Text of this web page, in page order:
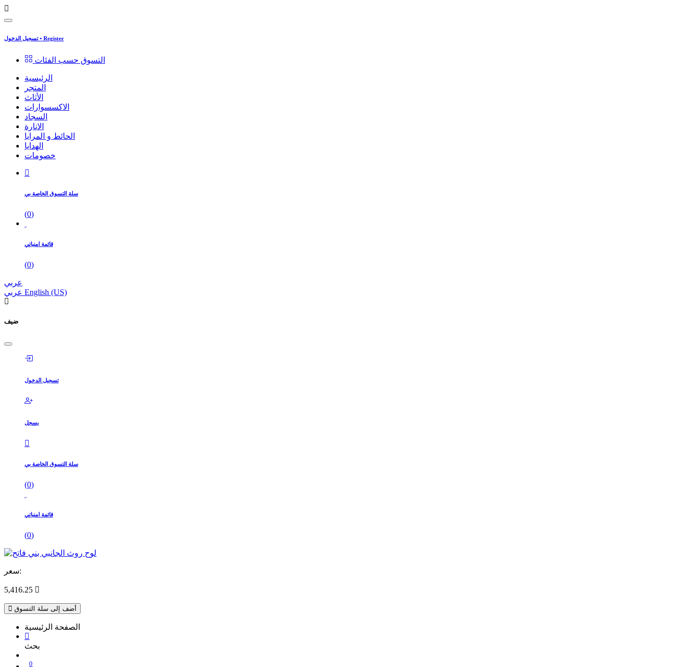
تسجيل الدخول• Register
التسوق حسب الفئات
الرئيسية
المتجر
الأثاث
الاكسسوارات
السجاد
الانارة
الحائط و المرايا
الهدايا
خصومات
سلة التسوق الخاصة بي
(0)
قائمة امنياتي
(0)
عربي
عربي English (US)
ضيف
تسجيل الدخول
يسجل
سلة التسوق الخاصة بي
(0)
قائمة امنياتي
(0)
سعر:
5,416.25 
أضف إلى سلة التسوق
الصفحة الرئيسية
بحث
0